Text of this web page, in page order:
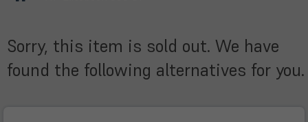
Sorry, this item is sold out. We have
found the following alternatives for you.